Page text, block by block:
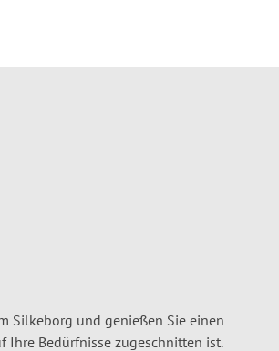
Silkeborg und genießen Sie einen
Ihre Bedürfnisse zugeschnitten ist.